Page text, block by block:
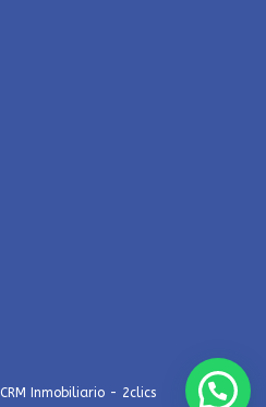
CRM Inmobiliario - 2clics